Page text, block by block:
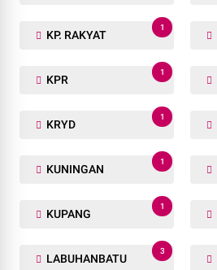
KP. RAKYAT
1
KPR
1
KRYD
1
KUNINGAN
1
KUPANG
1
LABUHANBATU
3